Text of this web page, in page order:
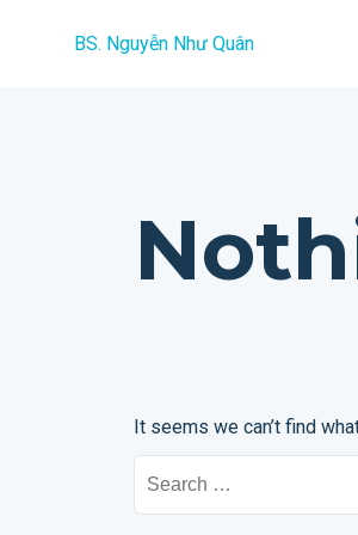
BS. Nguyễn Như Quân
It seems we can’t find